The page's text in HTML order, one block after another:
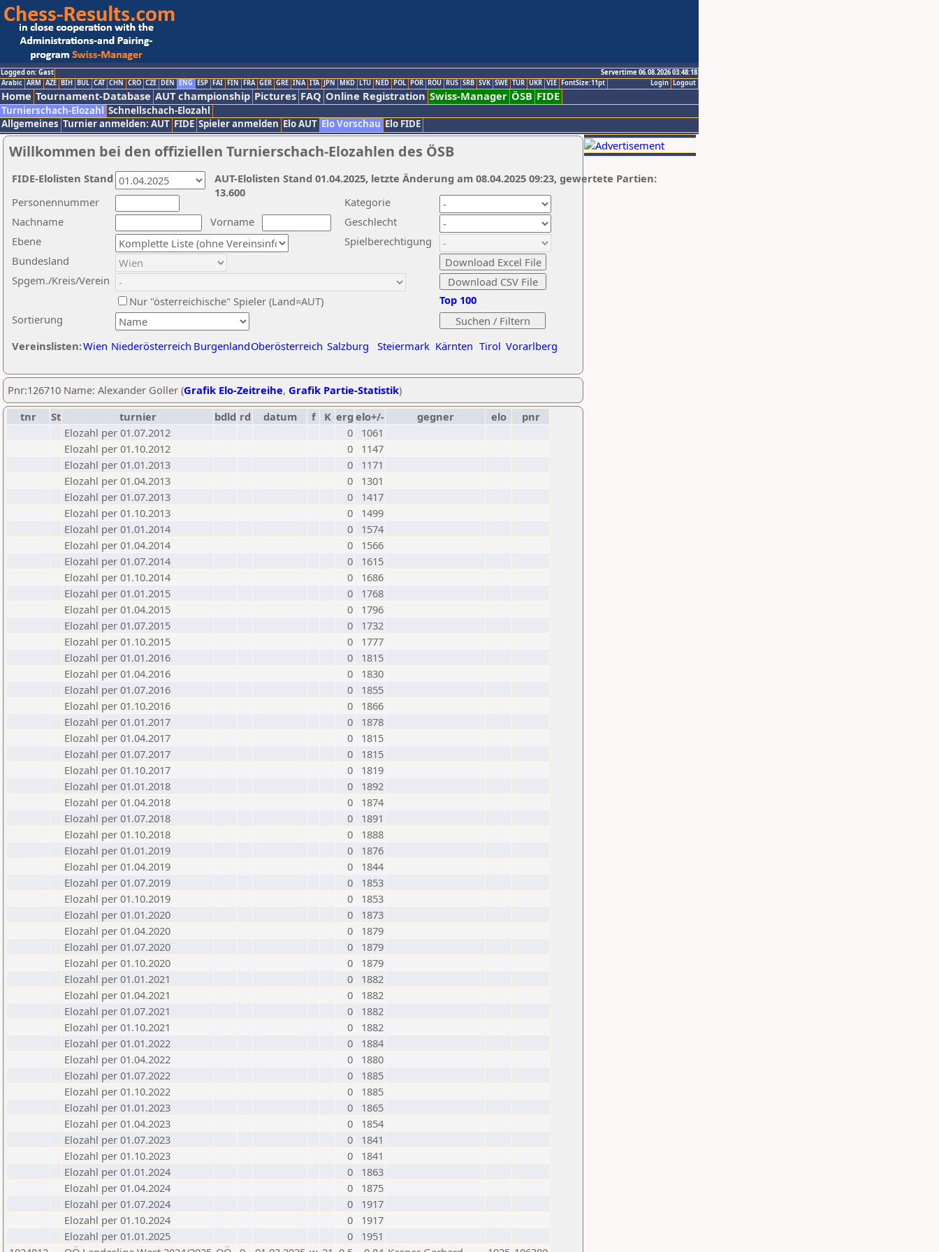
Logged on: Gast
Servertime 06.08.2026 03:48:18
Logout
Login
Arabic ARM AZE BIH BUL CAT CHN CRO CZE DEN ENG ESP FAI FIN FRA GER GRE INA ITA JPN MKD LTU NED POL POR ROU RUS SRB SVK SWE TUR UKR VIE FontSize:11pt
Home Tournament-Database AUT championship Pictures FAQ Online Registration Swiss-Manager ÖSB FIDE
Turnierschach-Elozahl Schnellschach-Elozahl
Allgemeines Turnier anmelden: AUT FIDE Spieler anmelden Elo AUT Elo Vorschau Elo FIDE
Willkommen bei den offiziellen Turnierschach-Elozahlen des ÖSB
Nachname
Vorname
Ebene
Kategorie
Sortierung
Personennummer
Bundesland
Spgem./Kreis/Verein
Geschlecht
Nur "österreichische" Spieler (Land=AUT)
Spielberechtigung
Vereinslisten:Wien Niederösterreich BurgenlandOberösterreich Salzburg Steiermark Kärnten Tirol Vorarlberg
Top 100
AUT-Elolisten Stand 01.04.2025, letzte Änderung am 08.04.2025 09:23, gewertete Partien:
13.600
FIDE-Elolisten Stand
Pnr:126710 Name: Alexander Goller (Grafik Elo-Zeitreihe, Grafik Partie-Statistik)
tnr
St turnier bdld rd datum f K erg elo+/- gegner elo
pnr
Elozahl per 01.07.2012
0
1061
Elozahl per 01.10.2012
0
1147
Elozahl per 01.01.2013
0
1171
Elozahl per 01.04.2013
0
1301
Elozahl per 01.07.2013
0
1417
Elozahl per 01.10.2013
0
1499
Elozahl per 01.01.2014
0
1574
Elozahl per 01.04.2014
0
1566
Elozahl per 01.07.2014
0
1615
Elozahl per 01.10.2014
0
1686
Elozahl per 01.01.2015
0
1768
Elozahl per 01.04.2015
0
1796
Elozahl per 01.07.2015
0
1732
Elozahl per 01.10.2015
0
1777
Elozahl per 01.01.2016
0
1815
Elozahl per 01.04.2016
0
1830
Elozahl per 01.07.2016
0
1855
Elozahl per 01.10.2016
0
1866
Elozahl per 01.01.2017
0
1878
Elozahl per 01.04.2017
0
1815
Elozahl per 01.07.2017
0
1815
Elozahl per 01.10.2017
0
1819
Elozahl per 01.01.2018
0
1892
Elozahl per 01.04.2018
0
1874
Elozahl per 01.07.2018
0
1891
Elozahl per 01.10.2018
0
1888
Elozahl per 01.01.2019
0
1876
Elozahl per 01.04.2019
0
1844
Elozahl per 01.07.2019
0
1853
Elozahl per 01.10.2019
0
1853
Elozahl per 01.01.2020
0
1873
Elozahl per 01.04.2020
0
1879
Elozahl per 01.07.2020
0
1879
Elozahl per 01.10.2020
0
1879
Elozahl per 01.01.2021
0
1882
Elozahl per 01.04.2021
0
1882
Elozahl per 01.07.2021
0
1882
Elozahl per 01.10.2021
0
1882
Elozahl per 01.01.2022
0
1884
Elozahl per 01.04.2022
0
1880
Elozahl per 01.07.2022
0
1885
Elozahl per 01.10.2022
0
1885
Elozahl per 01.01.2023
0
1865
Elozahl per 01.04.2023
0
1854
Elozahl per 01.07.2023
0
1841
Elozahl per 01.10.2023
0
1841
Elozahl per 01.01.2024
0
1863
Elozahl per 01.04.2024
0
1875
Elozahl per 01.07.2024
0
1917
Elozahl per 01.10.2024
0
1917
Elozahl per 01.01.2025
0
1951